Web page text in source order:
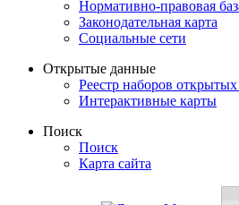
Нормативно-правовая
Законодательная карта
Социальные сети
Открытые данные
Реестр наборов
Интерактивные карты
Поиск
Поиск
Карта сайта